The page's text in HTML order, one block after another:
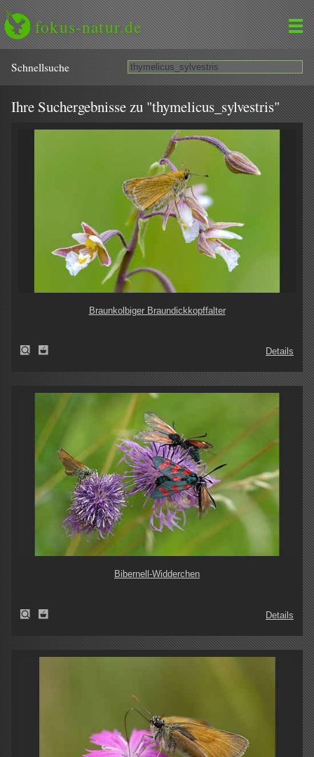
fokus-natur.de
Schnell­suche
Ihre Suchergebnisse zu "thymelicus_sylvestris"
Braunkolbiger Braundickkopffalter
Details
Bibernell-Widderchen
Details